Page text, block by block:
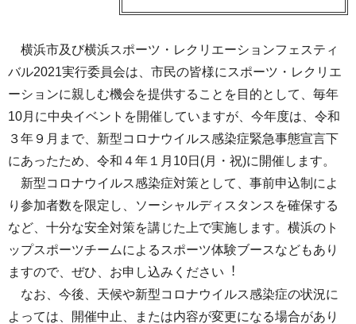
横浜市及び横浜スポーツ・レクリエーションフェスティ
バル2021実⾏委員会は、市⺠の皆様にスポーツ・レクリエ
ーションに親しむ機会を提供することを⽬的として、毎年
10⽉に中央イベントを開催していますが、今年度は、令和
３年９⽉まで、新型コロナウイルス感染症緊急事態宣⾔下
にあったため、令和４年１⽉10⽇(⽉・祝)に開催します。
新型コロナウイルス感染症対策として、事前申込制によ
り参加者数を限定し、ソーシャルディスタンスを確保する
など、⼗分な安全対策を講じた上で実施します。横浜のト
ップスポーツチームによるスポーツ体験ブースなどもあり
ますので、ぜひ、お申し込みください︕
なお、今後、天候や新型コロナウイルス感染症の状況に
よっては、開催中⽌、または内容が変更になる場合があり